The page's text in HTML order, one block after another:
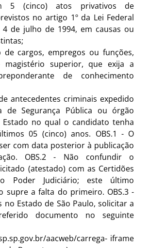
5 (cinco) atos privativos de
no artigo 1º da Lei Federal
4 de julho de 1994, em causas ou
de cargos, empregos ou funções,
magistério superior, que exija a
de conhecimento
de antecedentes criminais expedido
de Segurança Pública ou órgão
Estado no qual o candidato tenha
05 (cinco) anos. OBS.1 - O
com data posterior à publicação
OBS.2 - Não confundir o
(atestado) com as Certidões
Poder Judiciário; este último
supre a falta do primeiro. OBS.3 -
no Estado de São Paulo, solicitar a
documento no seguinte
aacweb/carrega- iframe